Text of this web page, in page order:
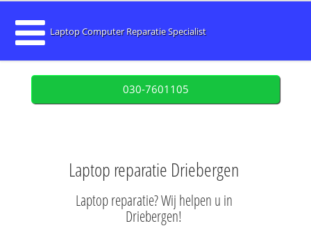
Laptop Computer Reparatie Specialist
030-7601105
Laptop reparatie Driebergen
Laptop reparatie? Wij helpen u in
Driebergen!